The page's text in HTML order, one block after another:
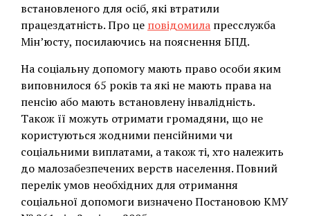
встановленого для осіб, які втратили
працездатність. Про це повідомила пресслужба
Мін’юсту, посилаючись на пояснення БПД.
На соціальну допомогу мають право особи яким
виповнилося 65 років та які не мають права на
пенсію або мають встановлену інвалідність.
Також її можуть отримати громадяни, що не
користуються жодними пенсійними чи
соціальними виплатами, а також ті, хто належить
до малозабезпечених верств населення. Повний
перелік умов необхідних для отримання
соціальної допомоги визначено Постановою КМУ